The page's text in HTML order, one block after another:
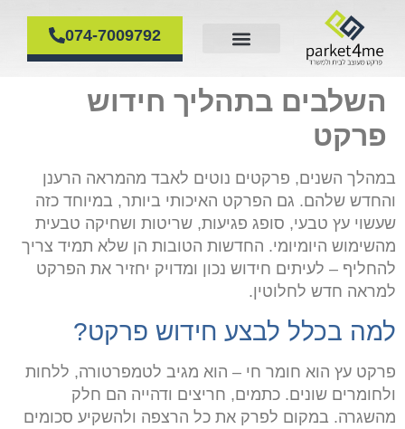
074-7009792
השלבים בתהליך חידוש
פרקט
במהלך השנים, פרקטים נוטים לאבד מהמראה הרענן
והחדש שלהם. גם הפרקט האיכותי ביותר, במיוחד כזה
שעשוי עץ טבעי, סופג פגיעות, שריטות ושחיקה טבעית
מהשימוש היומיומי. החדשות הטובות הן שלא תמיד צריך
להחליף – לעיתים חידוש נכון ומדויק יחזיר את הפרקט
למראה חדש לחלוטין.
למה בכלל לבצע חידוש פרקט?
פרקט עץ הוא חומר חי – הוא מגיב לטמפרטורה, ללחות
ולחומרים שונים. כתמים, חריצים ודהייה הם חלק
מהשגרה. במקום לפרק את כל הרצפה ולהשקיע סכומים